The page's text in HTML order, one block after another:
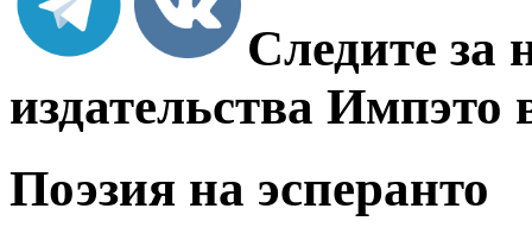
Следите за
издательства Импэто
Поэзия на эсперанто